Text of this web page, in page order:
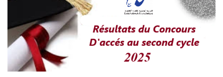
المدرسة
مقدمة عن المدرسة